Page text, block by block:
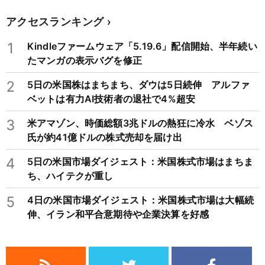
アクセスランキング
1
Kindleファームウェア「5.19.6」配信開始、半年続い
たマンガの表示バグを修正
2
5日の米国株はまちまち、ダウは5日続伸 アルファ
ベットは有力AI技術者の退社で4%超安
3
米アマゾン、時価総額3兆ドルの熱狂に冷水 ベゾス
氏が約41億ドルの株式売却を届け出
4
5日の米国市場ダイジェスト：米国株式市場はまちま
ち、ハイテクが重し
5
4日の米国市場ダイジェスト：米国株式市場は大幅続
伸、イラン和平合意期待や企業決算を好感